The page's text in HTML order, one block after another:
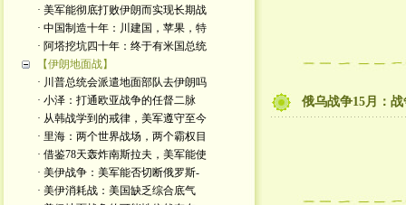
· 美军能彻底打败伊朗而实现长期战
· 中国制造十年：川建国，苹果，特
· 阿塔挖坑四十年：终于有米国总统
【伊朗地面战】
· 川普总统会派遣地面部队去伊朗吗
· 小泽：打通欧亚战争的任督二脉
· 从韩战学到的戒律，美军遵守至今
· 里海：两个世界战场，两个霸权目
· 借鉴78天轰炸南斯拉夫，美军能使
· 美伊战争：美军能否切断俄罗斯-
· 美伊消耗战：美国缺乏综合底气
俄乌战争15月：